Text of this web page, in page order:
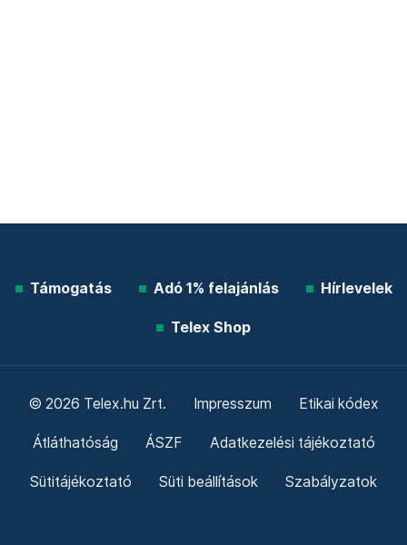
Támogatás Adó 1% felajánlás Hírlevelek
Telex Shop
© 2026 Telex.hu Zrt. Impresszum Etikai kódex
Átláthatóság ÁSZF Adatkezelési tájékoztató
Sütitájékoztató Süti beállítások Szabályzatok